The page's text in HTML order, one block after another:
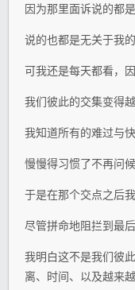
因为那里面诉说的都
说的也都是无关于我的
可我还是每天都看，
我们彼此的交集变得越
我知道所有的难过与
慢慢得习惯了不再问
于是在那个交点之后
尽管拼命地阻拦到最
我明白这不是我们彼
离、时间、以及越来越